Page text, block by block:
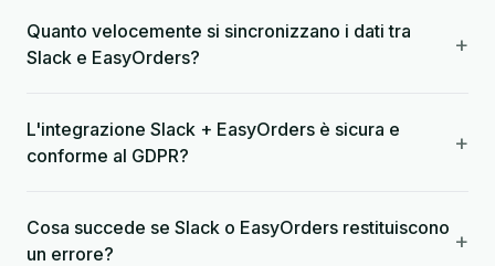
Quanto velocemente si sincronizzano i dati tra
Slack e EasyOrders?
+
L'integrazione Slack + EasyOrders è sicura e
conforme al GDPR?
+
Cosa succede se Slack o EasyOrders restituiscono
un errore?
+